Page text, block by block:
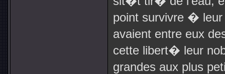
point survivre �
avaient entre eux
cette libert� leur
grandes aux plus